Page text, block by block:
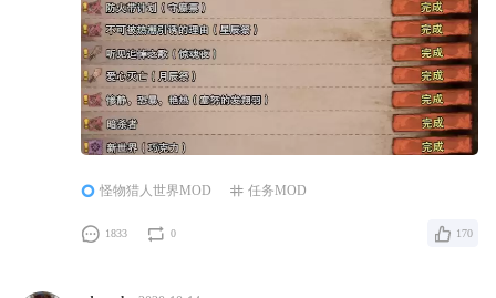
怪物猎人世界MOD 任务MOD
1833 0 170